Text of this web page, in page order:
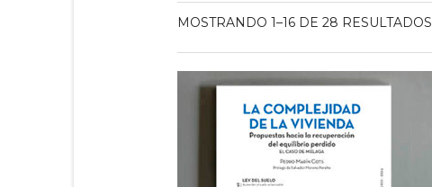
MOSTRANDO 1–16 DE 28 RESULTADOS